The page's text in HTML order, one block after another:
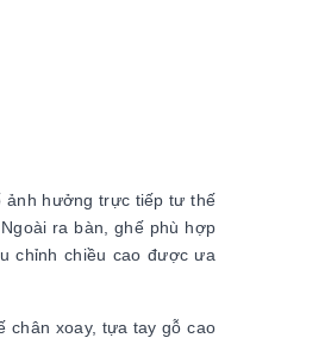
ảnh hưởng trực tiếp tư thế
ra bàn, ghế phù hợp
chỉnh chiều cao được ưa
chân xoay, tựa tay gỗ cao